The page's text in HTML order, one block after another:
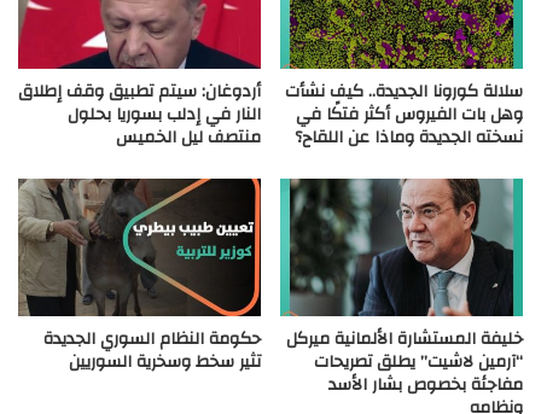
سلالة كورونا الجديدة.. كيف نشأت
وهل بات الفيروس أكثر فتكًا في
نسخته الجديدة وماذا عن اللقاح؟
أردوغان: سيتم تطبيق وقف إطلاق
النار في إدلب بسوريا بحلول
منتصف ليل الخميس
خليفة المستشارة الألمانية ميركل
“آرمين لاشيت” يطلق تصريحات
مفاجئة بخصوص بشار الأسد
ونظامه
حكومة النظام السوري الجديدة
تثير سخط وسخرية السوريين